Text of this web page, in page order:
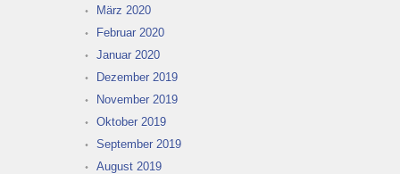
März 2020
Februar 2020
Januar 2020
Dezember 2019
November 2019
Oktober 2019
September 2019
August 2019